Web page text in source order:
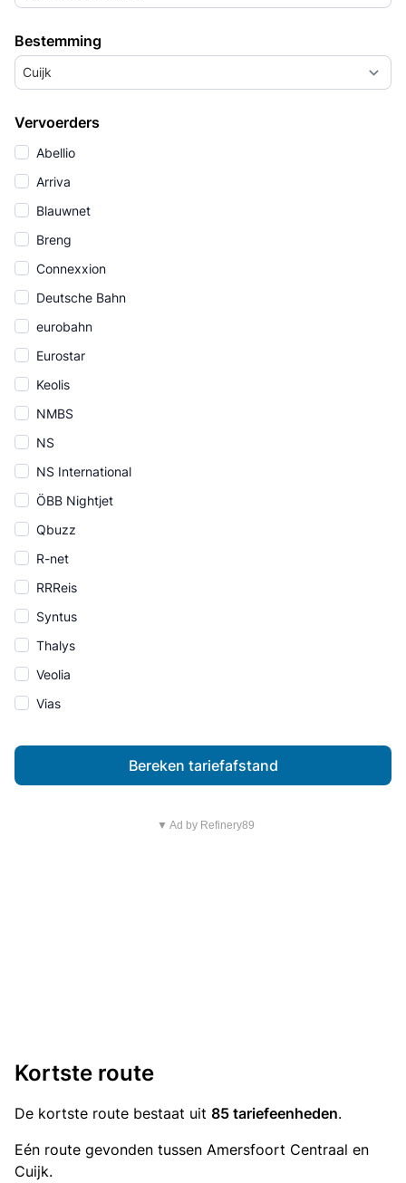
Bestemming
Cuijk
Vervoerders
Abellio
Arriva
Blauwnet
Breng
Connexxion
Deutsche Bahn
eurobahn
Eurostar
Keolis
NMBS
NS
NS International
ÖBB Nightjet
Qbuzz
R-net
RRReis
Syntus
Thalys
Veolia
Vias
Bereken tariefafstand
▼ Ad by Refinery89
Kortste route
De kortste route bestaat uit 85 tariefeenheden.
Eén route gevonden tussen Amersfoort Centraal en
Cuijk.